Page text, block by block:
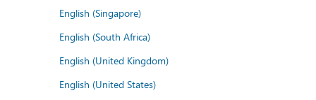
English (Singapore)
English (South Africa)
English (United Kingdom)
English (United States)